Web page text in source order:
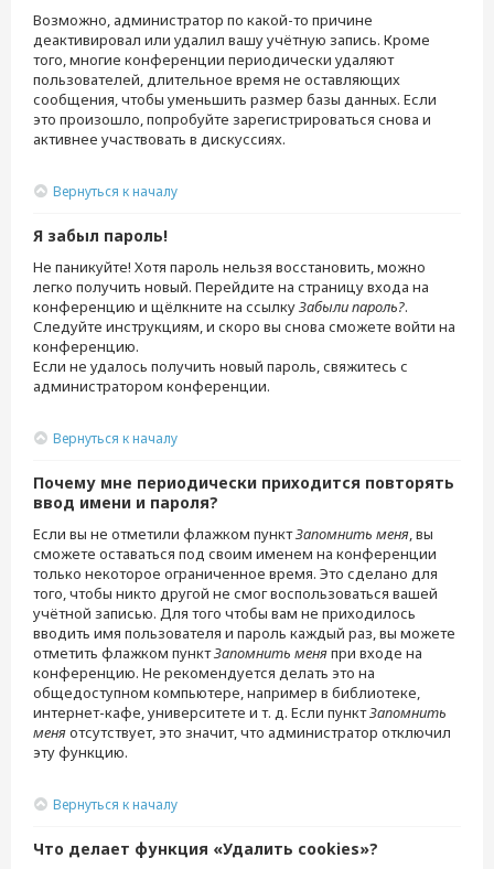
Возможно, администратор по какой-то причине
деактивировал или удалил вашу учётную запись. Кроме
того, многие конференции периодически удаляют
пользователей, длительное время не оставляющих
сообщения, чтобы уменьшить размер базы данных. Если
это произошло, попробуйте зарегистрироваться снова и
активнее участвовать в дискуссиях.
Вернуться к началу
Я забыл пароль!
Не паникуйте! Хотя пароль нельзя восстановить, можно
легко получить новый. Перейдите на страницу входа на
конференцию и щёлкните на ссылкуЗабыли пароль?.
Следуйте инструкциям, и скоро вы снова сможете войти на
конференцию.
Если не удалось получить новый пароль, свяжитесь с
администратором конференции.
Вернуться к началу
Почему мне периодически приходится повторять
ввод имени и пароля?
Если вы не отметили флажком пунктЗапомнить меня, вы
сможете оставаться под своим именем на конференции
только некоторое ограниченное время. Это сделано для
того, чтобы никто другой не смог воспользоваться вашей
учётной записью. Для того чтобы вам не приходилось
вводить имя пользователя и пароль каждый раз, вы можете
отметить флажком пунктЗапомнить меняпри входе на
конференцию. Не рекомендуется делать это на
общедоступном компьютере, например в библиотеке,
интернет-кафе, университете и т. д. Если пунктЗапомнить
меняотсутствует, это значит, что администратор отключил
эту функцию.
Вернуться к началу
Что делает функция «Удалить cookies»?